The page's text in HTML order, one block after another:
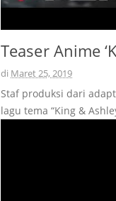
Teaser Anime
di Maret 25, 2019
Staf produksi dari
lagu tema “King &